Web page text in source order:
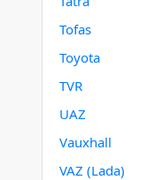
Tofas
Toyota
TVR
UAZ
Vauxhall
VAZ (Lada)